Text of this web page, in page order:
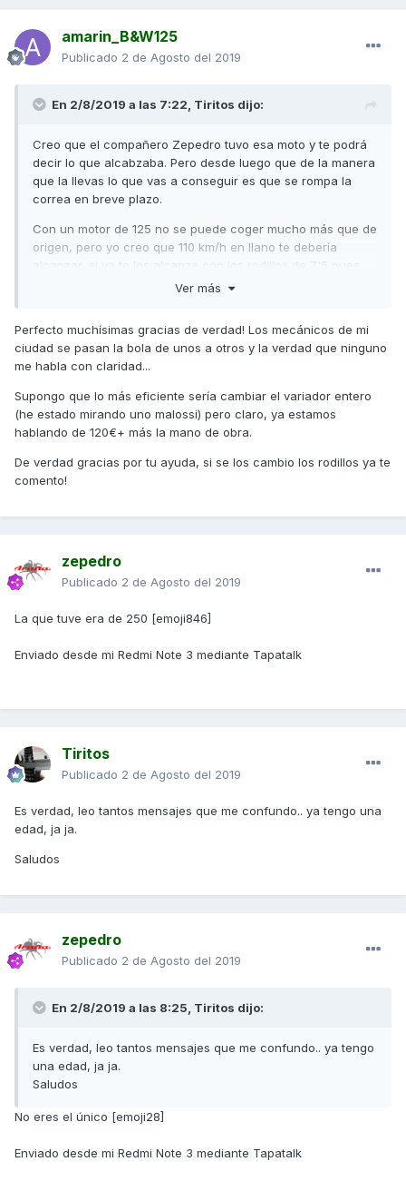
amarin_B&W125
Publicado 2 de Agosto del 2019
En 2/8/2019 a las 7:22, Tiritos dijo:
Creo que el compañero Zepedro tuvo esa moto y te podrá
decir lo que alcabzaba. Pero desde luego que de la manera
que la llevas lo que vas a conseguir es que se rompa la
correa en breve plazo.
Con un motor de 125 no se puede coger mucho más que de
origen, pero yo creo que 110 km/h en llano te debería
alcanzar, si ya te los alcanza con los rodillos de 7'5 pues
con los Pulley seguro que te alcanza 120.
Ver más
Perfecto muchísimas gracias de verdad! Los mecánicos de mi
ciudad se pasan la bola de unos a otros y la verdad que ninguno
me habla con claridad...
Supongo que lo más eficiente sería cambiar el variador entero
(he estado mirando uno malossi) pero claro, ya estamos
hablando de 120€+ más la mano de obra.
De verdad gracias por tu ayuda, si se los cambio los rodillos ya te
comento!
zepedro
Publicado 2 de Agosto del 2019
La que tuve era de 250 [emoji846]
Enviado desde mi Redmi Note 3 mediante Tapatalk
Tiritos
Publicado 2 de Agosto del 2019
Es verdad, leo tantos mensajes que me confundo.. ya tengo una
edad, ja ja.
Saludos
zepedro
Publicado 2 de Agosto del 2019
En 2/8/2019 a las 8:25, Tiritos dijo:
Es verdad, leo tantos mensajes que me confundo.. ya tengo
una edad, ja ja.
Saludos
No eres el único [emoji28]
Enviado desde mi Redmi Note 3 mediante Tapatalk